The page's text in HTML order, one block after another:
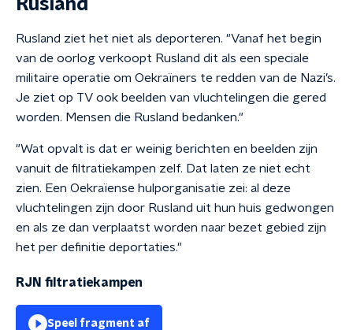
Rusland
Rusland ziet het niet als deporteren. "Vanaf het begin
van de oorlog verkoopt Rusland dit als een speciale
militaire operatie om Oekraïners te redden van de Nazi’s.
Je ziet op TV ook beelden van vluchtelingen die gered
worden. Mensen die Rusland bedanken."
"Wat opvalt is dat er weinig berichten en beelden zijn
vanuit de filtratiekampen zelf. Dat laten ze niet echt
zien. Een Oekraïense hulporganisatie zei: al deze
vluchtelingen zijn door Rusland uit hun huis gedwongen
en als ze dan verplaatst worden naar bezet gebied zijn
het per definitie deportaties."
RJN filtratiekampen
Speel fragment af